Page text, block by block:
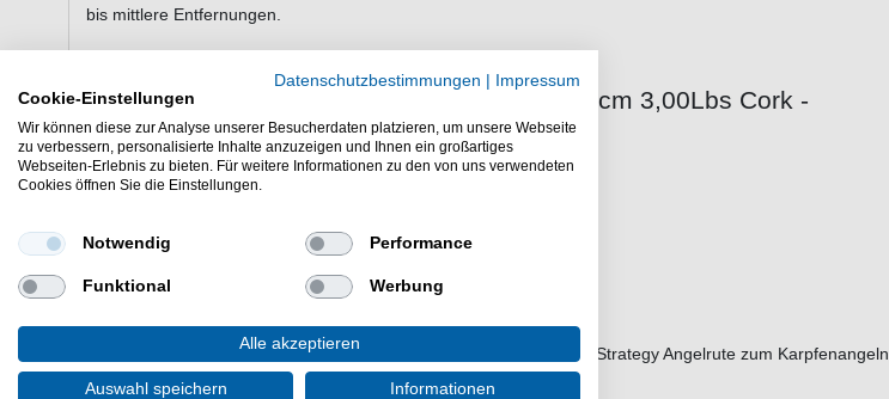
bis mittlere Entfernungen.
Eigenschaften der Strategy Rute St2 Xs 3,00cm 3,00Lbs Cork -
Karpfenrute
Strategy Rute mit einer Länge von 3,00m
Wurfgewicht: 3,00lbs
Transportlänge: 1,55m
Gewicht der Rute: 290g
Günstig Rute St2 Xs 3,00cm 3,00Lbs Cork online kaufen & sparen. Strategy Angelrute zum Karpfenangeln.
- HIER Karpfenrute bestellen.
Datenschutzbestimmungen | Impressum
Cookie-Einstellungen
Wir können diese zur Analyse unserer Besucherdaten platzieren, um unsere Webseite
zu verbessern, personalisierte Inhalte anzuzeigen und Ihnen ein großartiges
Webseiten-Erlebnis zu bieten. Für weitere Informationen zu den von uns verwendeten
Cookies öffnen Sie die Einstellungen.
Notwendig Performance
Funktional Werbung
Alle akzeptieren
Auswahl speichern Informationen